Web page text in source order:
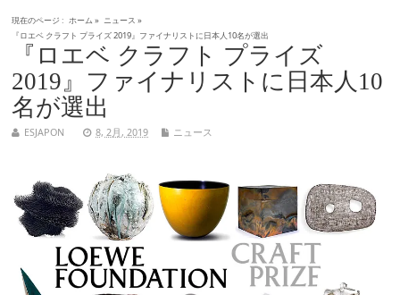
現在のページ : ホーム » ニュース »
『ロエベ クラフト プライズ 2019』ファイナリストに日本人10名が選出
『ロエベ クラフト プライズ
2019』ファイナリストに日本人10
名が選出
ESJAPON 8, 2月, 2019 ニュース